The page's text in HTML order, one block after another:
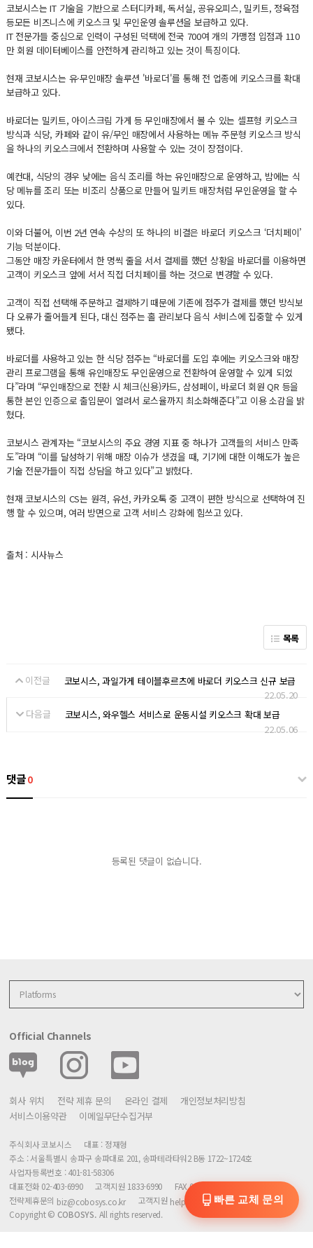
코보시스는 IT 기술을 기반으로 스터디카페, 독서실, 공유오피스, 밀키트, 정육점
등모든 비즈니스에 키오스크 및 무인운영 솔루션을 보급하고 있다.
IT 전문가들 중심으로 인력이 구성된 덕택에 전국 700여 개의 가맹점 입점과 110
만 회원 데이터베이스를 안전하게 관리하고 있는 것이 특징이다.
현재 코보시스는 유·무인매장 솔루션 '바로더'를 통해 전 업종에 키오스크를 확대
보급하고 있다.
바로더는 밀키트, 아이스크림 가게 등 무인매장에서 볼 수 있는 셀프형 키오스크
방식과 식당, 카페와 같이 유/무인 매장에서 사용하는 메뉴 주문형 키오스크 방식
을 하나의 키오스크에서 전환하며 사용할 수 있는 것이 장점이다.
예컨대, 식당의 경우 낮에는 음식 조리를 하는 유인매장으로 운영하고, 밤에는 식
당 메뉴를 조리 또는 비조리 상품으로 만들어 밀키트 매장처럼 무인운영을 할 수
있다.
이와 더불어, 이번 2년 연속 수상의 또 하나의 비결은 바로더 키오스크 ‘더치페이’
기능 덕분이다.
그동안 매장 카운터에서 한 명씩 줄을 서서 결제를 했던 상황을 바로더를 이용하면
고객이 키오스크 앞에 서서 직접 더치페이를 하는 것으로 변경할 수 있다.
고객이 직접 선택해 주문하고 결제하기 때문에 기존에 점주가 결제를 했던 방식보
다 오류가 줄어들게 된다, 대신 점주는 홀 관리보다 음식 서비스에 집중할 수 있게
됐다.
바로더를 사용하고 있는 한 식당 점주는 “바로더를 도입 후에는 키오스크와 매장
관리 프로그램을 통해 유인매장도 무인운영으로 전환하여 운영할 수 있게 되었
다”라며 “무인매장으로 전환 시 체크(신용)카드, 삼성페이, 바로더 회원 QR 등을
통한 본인 인증으로 출입문이 열려서 로스율까지 최소화해준다”고 이용 소감을 밝
혔다.
코보시스 관계자는 “코보시스의 주요 경영 지표 중 하나가 고객들의 서비스 만족
도”라며 “이를 달성하기 위해 매장 이슈가 생겼을 때, 기기에 대한 이해도가 높은
기술 전문가들이 직접 상담을 하고 있다”고 밝혔다.
현재 코보시스의 CS는 원격, 유선, 카카오톡 중 고객이 편한 방식으로 선택하여 진
행 할 수 있으며, 여러 방면으로 고객 서비스 강화에 힘쓰고 있다.
출처 : 시사뉴스
목록
이전글
코보시스, 과일가게 테이블후르츠에 바로더 키오스크 신규 보급
22.05.20
다음글
코보시스, 와우헬스 서비스로 운동시설 키오스크 확대 보급
22.05.06
댓글0
등록된 댓글이 없습니다.
Official Channels
회사 위치 전략 제휴 문의 온라인 결제
개인정보처리방침
서비스이용약관
이메일무단수집거부
주식회사 코보시스
대표 : 정재형
주소 : 서울특별시 송파구 송파대로 201, 송파테라타워2 B동 1722~1724호
사업자등록번호 : 401-81-58306
대표전화 02-403-6990
고객지원 1833-6990
FAX 02-402-8006
전략제휴문의 biz@cobosys.co.kr 고객지원 help@cobosys.co.kr
Copyright © COBOSYS. All rights reserved.
빠른 교체 문의